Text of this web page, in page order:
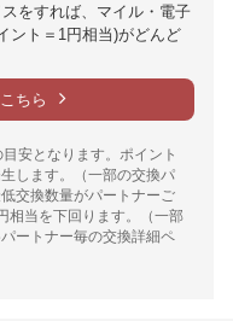
をすれば、マイル・電子
ント＝1円相当)がどんど
ちら
安となります。ポイント
します。（一部の交換パ
交換数量がパートナーご
相当を下回ります。（一部
ートナー毎の交換詳細ペ